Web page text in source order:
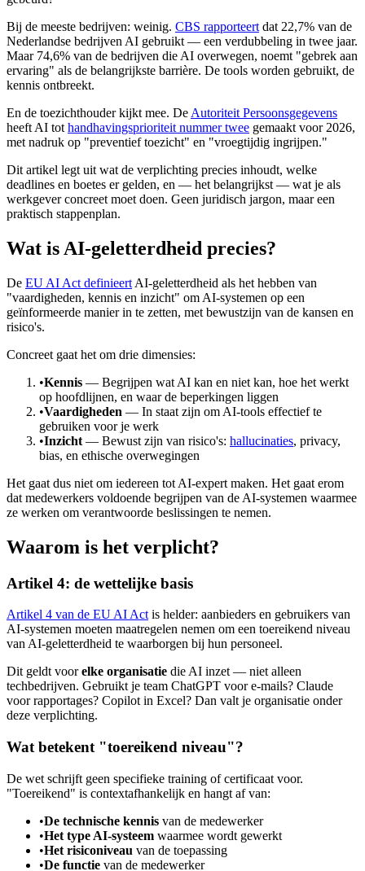
Bij de meeste bedrijven: weinig. CBS rapporteert dat 22,7% van de
Nederlandse bedrijven AI gebruikt — een verdubbeling in twee jaar.
Maar 74,6% van de bedrijven die AI overwegen, noemt "gebrek aan
ervaring" als de belangrijkste barrière. De tools worden gebruikt, de
kennis ontbreekt.
En de toezichthouder kijkt mee. De Autoriteit Persoonsgegevens
heeft AI tot handhavingsprioriteit nummer twee gemaakt voor 2026,
met nadruk op "preventief toezicht" en "vroegtijdig ingrijpen."
Dit artikel legt uit wat de verplichting precies inhoudt, welke
deadlines en boetes er gelden, en — het belangrijkst — wat je als
werkgever concreet moet doen. Geen juridisch jargon, maar een
praktisch stappenplan.
Wat is AI-geletterdheid precies?
De EU AI Act definieert AI-geletterdheid als het hebben van
"vaardigheden, kennis en inzicht" om AI-systemen op een
geïnformeerde manier in te zetten, met bewustzijn van de kansen en
risico's.
Concreet gaat het om drie dimensies:
•Kennis — Begrijpen wat AI kan en niet kan, hoe het werkt
op hoofdlijnen, en waar de beperkingen liggen
•Vaardigheden — In staat zijn om AI-tools effectief te
gebruiken voor je werk
•Inzicht — Bewust zijn van risico's: hallucinaties, privacy,
bias, en ethische overwegingen
Het gaat dus niet om iedereen tot AI-expert maken. Het gaat erom
dat medewerkers voldoende begrijpen van de AI-systemen waarmee
ze werken om verantwoorde beslissingen te nemen.
Waarom is het verplicht?
Artikel 4: de wettelijke basis
Artikel 4 van de EU AI Actis helder: aanbieders en gebruikers van
AI-systemen moeten maatregelen nemen om een toereikend niveau
van AI-geletterdheid te waarborgen bij hun personeel.
Dit geldt voorelke organisatie die AI inzet — niet alleen
techbedrijven. Gebruikt je team ChatGPT voor e-mails? Claude
voor rapportages? Copilot in Excel? Dan valt je organisatie onder
deze verplichting.
Wat betekent "toereikend niveau"?
De wet schrijft geen specifieke training of certificaat voor.
"Toereikend" is contextafhankelijk en hangt af van:
•De technische kennis van de medewerker
•Het type AI-systeem waarmee wordt gewerkt
•Het risiconiveau van de toepassing
•De functie van de medewerker